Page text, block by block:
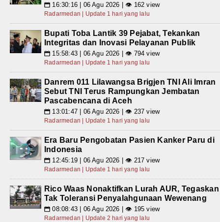
📅 16:30:16 | 06 Agu 2026 | 👁 162 view
Radarmedan | Update 1 hari yang lalu
Bupati Toba Lantik 39 Pejabat, Tekankan
Integritas dan Inovasi Pelayanan Publik
📅 15:58:43 | 06 Agu 2026 | 👁 794 view
Radarmedan | Update 1 hari yang lalu
Danrem 011 Lilawangsa Brigjen TNI Ali Imran
Sebut TNI Terus Rampungkan Jembatan
Pascabencana di Aceh
📅 13:01:47 | 06 Agu 2026 | 👁 237 view
Radarmedan | Update 1 hari yang lalu
Era Baru Pengobatan Pasien Kanker Paru di
Indonesia
📅 12:45:19 | 06 Agu 2026 | 👁 217 view
Radarmedan | Update 1 hari yang lalu
Rico Waas Nonaktifkan Lurah AUR, Tegaskan
Tak Toleransi Penyalahgunaan Wewenang
📅 08:08:43 | 06 Agu 2026 | 👁 195 view
Radarmedan | Update 2 hari yang lalu